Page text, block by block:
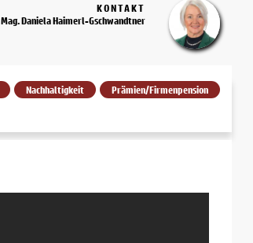
KONTAKT
Mag. Daniela Haimerl-Gschwandtner
Nachhaltigkeit
Prämien/Firmenpension